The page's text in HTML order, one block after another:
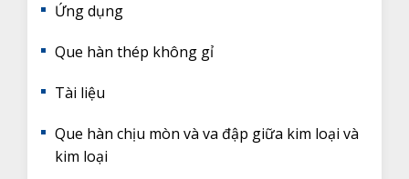
Ứng dụng
Que hàn thép không gỉ
Tài liệu
Que hàn chịu mòn và va đập giữa kim loại và
kim loại